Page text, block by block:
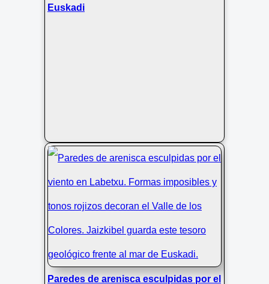
Euskadi
Paredes de arenisca esculpidas por el